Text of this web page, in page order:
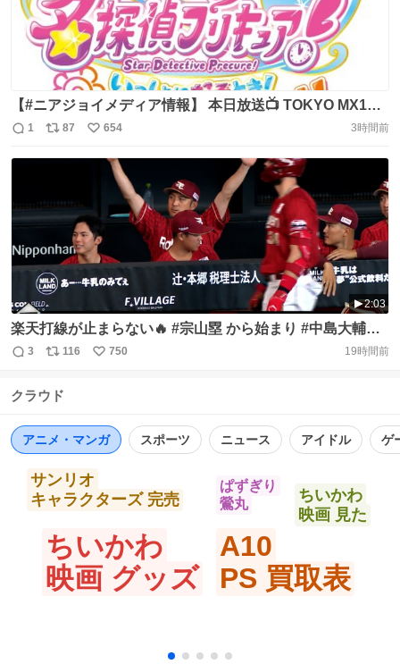
【#ニアジョイメディア情報】 本日放送📺 TOKYO MX1
『「名探偵プリキュア！ いっしょになぞとき！はなまるか
～20:30 出演：大西葵 ▶︎ https://t.co/dwWYj5kQgx TVerに
て無料見逃し配信、 バンダイ公式YouTubeチャンネルでは
https://t.co/K6mqUwBMUh
返
信
1
リ
ポ
数
87
い
い
654 3時間前
2:03
楽天打線が止まらない🔥 #宗山塁 から始まり #中島大輔
#YG安田 #辰己涼介 #マッカスカー と🙌怒涛の5連打🙌 下
ベースボールLIVE で配信中[初月無料]
返
数
3
リ
ス
数
116
い
750 19時間前
クラウド
アニメ・マンガ スポーツ ニュース アイドル ゲ
ちいかわ
映画 グッズ
A10
PS 買取表
サンリオ
キャラクターズ 完売
ちいかわ
映画 見た
ぱずぎり
鶯丸